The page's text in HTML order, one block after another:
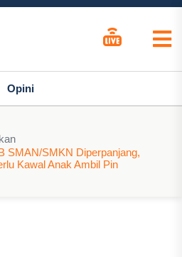
Opini
SMAN/SMKN Diperpanjang,
Kawal Anak Ambil Pin